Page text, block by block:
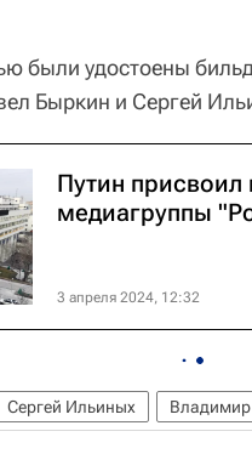
были удостоены
Быркин и Сергей
Путин присвоил
медиагруппы
3 апреля 2024, 12:32
Сергей Ильиных Владимир